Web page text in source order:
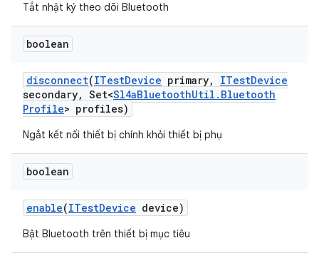
Tắt nhật ký theo dõi Bluetooth
boolean
disconnect(ITestDevice primary, ITestDevice
secondary, Set<Sl4aBluetoothUtil . Bluetooth
Profile> profiles)
Ngắt kết nối thiết bị chính khỏi thiết bị phụ
boolean
enable(ITestDevice device)
Bật Bluetooth trên thiết bị mục tiêu